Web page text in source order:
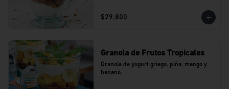
$29.800
Granola de Frutos Tropicales
Granola de yogurt griego, piña, mango y
banano.